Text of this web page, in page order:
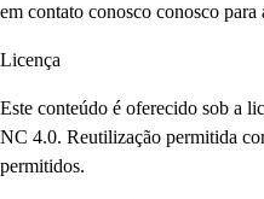
em contato conosco conosco para
Licença
Este conteúdo é oferecido sob a
NC 4.0. Reutilização permitida
permitidos.